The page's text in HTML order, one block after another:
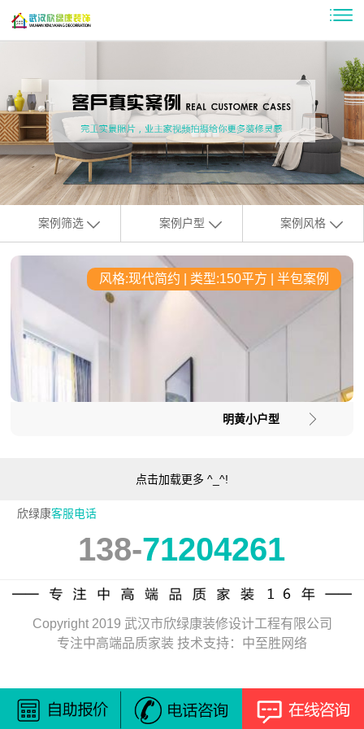
案例筛选 案例户型 案例风格
风格:现代简约 | 类型:150平方 | 半包案例
明黄小户型
点击加载更多 ^_^!
欣绿康客服电话
138-71204261
Copyright 2019 武汉市欣绿康装修设计工程有限公司
专注中高端品质家装 技术支持：中至胜网络